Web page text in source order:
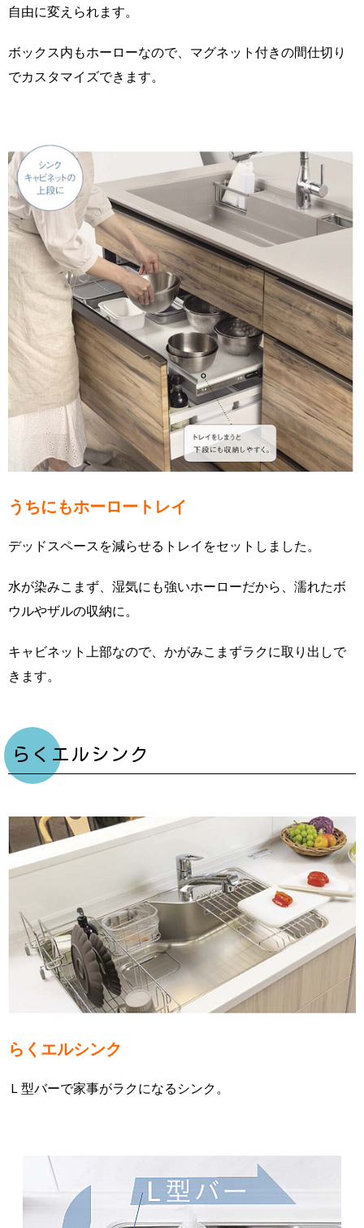
自由に変えられます。
ボックス内もホーローなので、マグネット付きの間仕切り
でカスタマイズできます。
うちにもホーロートレイ
デッドスペースを減らせるトレイをセットしました。
水が染みこまず、湿気にも強いホーローだから、濡れたボ
ウルやザルの収納に。
キャビネット上部なので、かがみこまずラクに取り出しで
きます。
らくエルシンク
らくエルシンク
Ｌ型バーで家事がラクになるシンク。